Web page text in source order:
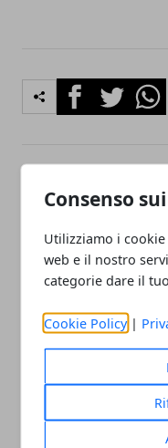
Consenso
Utilizziamo i
web e il nostro
categorie dare il
Cookie Policy |
FacebookTwitter
Assistenza e
elettrodomestici bosch
sesto san giovanni